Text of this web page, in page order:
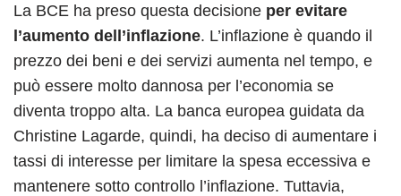
La BCE ha preso questa decisione per evitare
l’aumento dell’inflazione. L’inflazione è quando il
prezzo dei beni e dei servizi aumenta nel tempo, e
può essere molto dannosa per l’economia se
diventa troppo alta. La banca europea guidata da
Christine Lagarde, quindi, ha deciso di aumentare i
tassi di interesse per limitare la spesa eccessiva e
mantenere sotto controllo l’inflazione. Tuttavia,